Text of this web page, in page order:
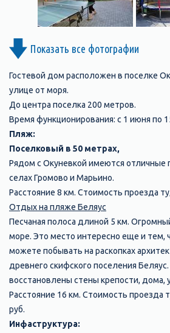
Показать все фотографии
Гостевой дом расположен в поселке
улице от моря.
До центра поселка 200 метров.
Время функционирования: с 1 июня по
Пляж:
Поселковый в 50 метрах,
Рядом с Окуневкой имеются отличные
селах Громово и Марьино.
Расстояние 8 км. Стоимость проезда
Отдых на пляже Беляус
Песчаная полоса длиной 5 км.
море. Это место интересно еще и тем,
можете побывать на раскопках
древнего скифского поселения
восстановлены стены крепости, дома,
Расстояние 16 км. Стоимость проезда
руб.
Инфаструктура: